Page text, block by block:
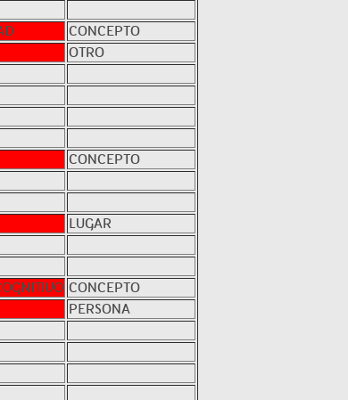
CONCEPTO
OTRO
CONCEPTO
LUGAR
CONCEPTO
PERSONA